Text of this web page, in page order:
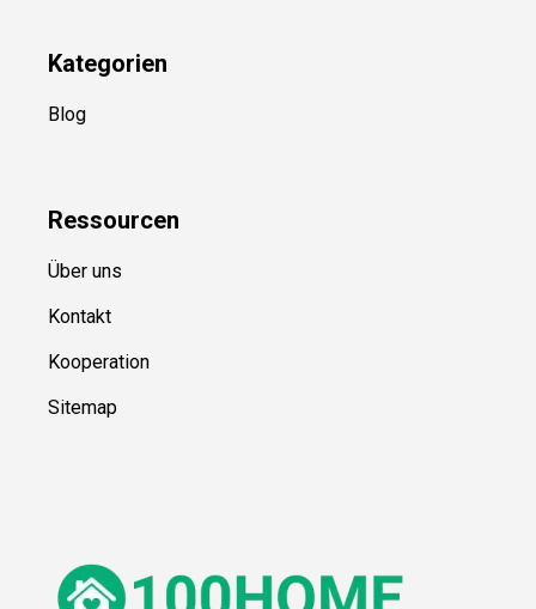
Kategorien
Blog
Ressourcen
Über uns
Kontakt
Kooperation
Sitemap